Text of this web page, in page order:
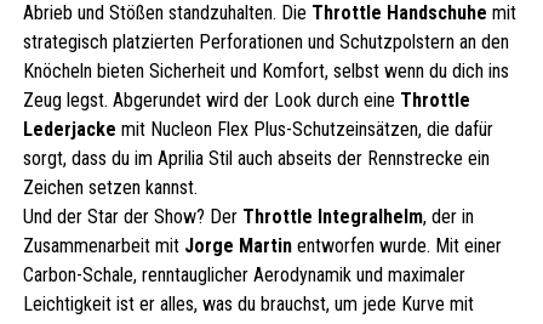
Abrieb und Stößen standzuhalten. Die Throttle Handschuhe mit
strategisch platzierten Perforationen und Schutzpolstern an den
Knöcheln bieten Sicherheit und Komfort, selbst wenn du dich ins
Zeug legst. Abgerundet wird der Look durch eine Throttle
Lederjacke mit Nucleon Flex Plus-Schutzeinsätzen, die dafür
sorgt, dass du im Aprilia Stil auch abseits der Rennstrecke ein
Zeichen setzen kannst.
Und der Star der Show? Der Throttle Integralhelm, der in
Zusammenarbeit mit Jorge Martinentworfen wurde. Mit einer
Carbon-Schale, renntauglicher Aerodynamik und maximaler
Leichtigkeit ist er alles, was du brauchst, um jede Kurve mit